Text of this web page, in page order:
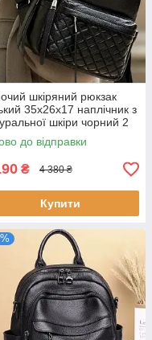
шкіряний рюкзак
35х26х17 наплічник з
шкіри чорний 2
відділення стильний
до відправки
₴ 4 380 ₴
Купити